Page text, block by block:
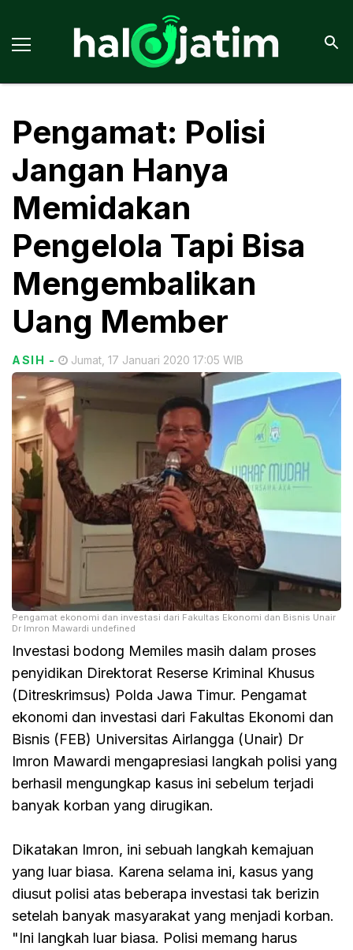
Pengamat: Polisi
Jangan Hanya
Memidakan
Pengelola Tapi Bisa
Mengembalikan
Uang Member
ASIH - Jumat, 17 Januari 2020 17:05 WIB
Pengamat ekonomi dan investasi dari Fakultas Ekonomi dan Bisnis Unair
Dr Imron Mawardi undefined
Investasi bodong Memiles masih dalam proses
penyidikan Direktorat Reserse Kriminal Khusus
(Ditreskrimsus) Polda Jawa Timur. Pengamat
ekonomi dan investasi dari Fakultas Ekonomi dan
Bisnis (FEB) Universitas Airlangga (Unair) Dr
Imron Mawardi mengapresiasi langkah polisi yang
berhasil mengungkap kasus ini sebelum terjadi
banyak korban yang dirugikan.
Dikatakan Imron, ini sebuah langkah kemajuan
yang luar biasa. Karena selama ini, kasus yang
diusut polisi atas beberapa investasi tak berizin
setelah banyak masyarakat yang menjadi korban.
"Ini langkah luar biasa. Polisi memang harus